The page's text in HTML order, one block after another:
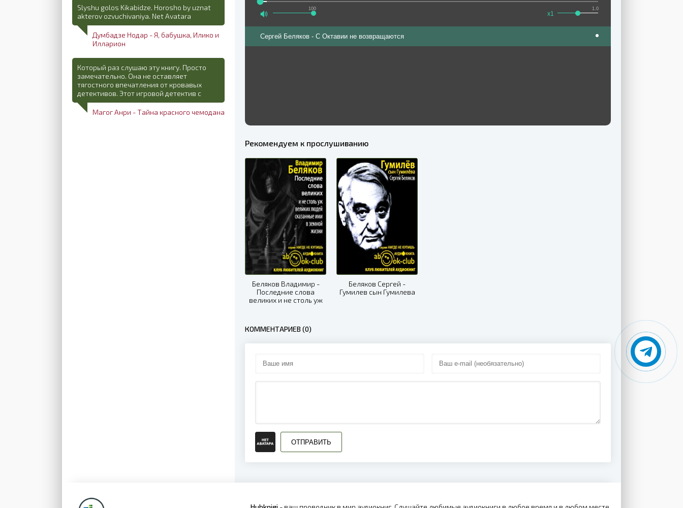
100 1.0
x1
Сергей Беляков - С Октавии не возвращаются
Рекомендуем к прослушиванию
Беляков Владимир -
Последние слова
великих и не столь уж
земной жизни
Беляков Сергей -
Гумилев сын Гумилева
КОММЕНТАРИЕВ (0)
ОТПРАВИТЬ
Slyshu golos Kikabidze. Horosho by uznat
akterov ozvuchivaniya. Net Avatara
Думбадзе Нодар - Я, бабушка, Илико и
Илларион
Который раз слушаю эту книгу. Просто
замечательно. Она не оставляет
тягостного впечатления от кровавых
детективов. Этот игровой детектив с
Магог Анри - Тайна красного чемодана